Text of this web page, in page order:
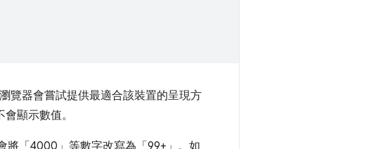
覽器會嘗試提供最適合該裝置的呈現方
顯示數值。
將「4000」等數字改寫為「99+」。如